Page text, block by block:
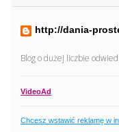
http://dania-
Blog o dużej liczbie
VideoAd
Chcesz wstawić reklamę w